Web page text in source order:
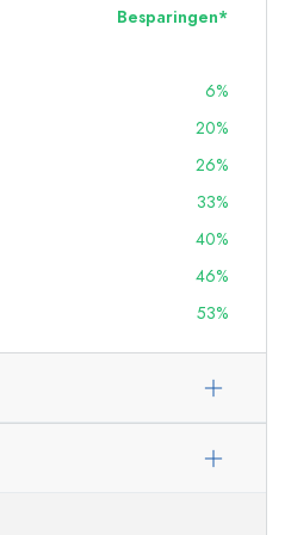
Besparingen*
6%
20%
26%
33%
40%
46%
53%